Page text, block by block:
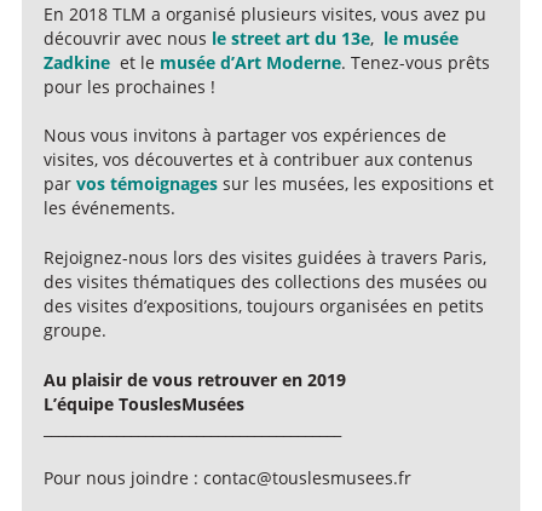
En 2018 TLM a organisé plusieurs visites, vous avez pu
découvrir avec nous le street art du 13e, le musée
Zadkine et le musée d’Art Moderne. Tenez-vous prêts
pour les prochaines !
Nous vous invitons à partager vos expériences de
visites, vos découvertes et à contribuer aux contenus
par vos témoignages sur les musées, les expositions et
les événements.
Rejoignez-nous lors des visites guidées à travers Paris,
des visites thématiques des collections des musées ou
des visites d’expositions, toujours organisées en petits
groupe.
Au plaisir de vous retrouver en 2019
L’équipe TouslesMusées
Pour nous joindre : contac@touslesmusees.fr